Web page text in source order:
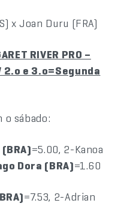
x Joan Duru (FRA)
RIVER PRO –
e 3.o=Segunda
sábado:
=5.00, 2-Kanoa
Dora (BRA)=1.60
=7.53, 2-Adrian